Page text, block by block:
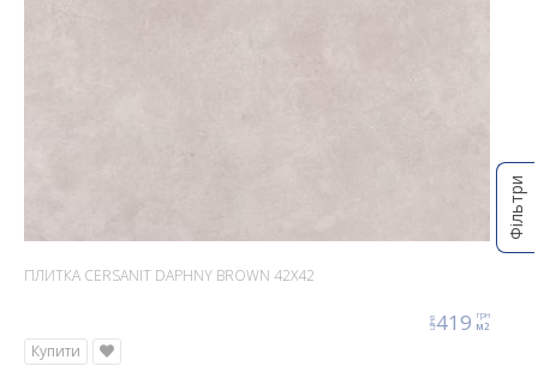
Фільтри
ПЛИТКА CERSANIT DAPHNY BROWN 42X42
ціна419 грн
м2
Купити